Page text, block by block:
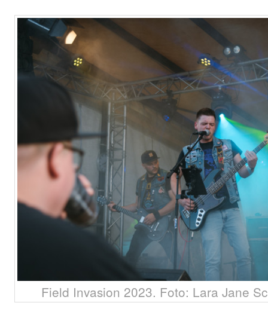
Field Invasion 2023. Foto: Lara Jane